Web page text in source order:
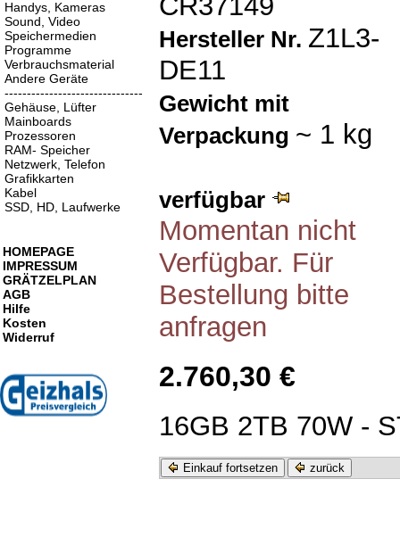
Hersteller Nr. Z1L3-
DE11
Gewicht mit
Verpackung ~ 1 kg
verfügbar
Momentan nicht
Verfügbar. Für
Bestellung bitte
anfragen
2.760,30 €
16GB 2TB 70W -
Einkauf fortsetzen zurück
Handys, Kameras
Sound, Video
Speichermedien
Programme
Verbrauchsmaterial
Andere Geräte
-------------------------------
Gehäuse, Lüfter
Mainboards
Prozessoren
RAM- Speicher
Netzwerk, Telefon
Grafikkarten
Kabel
SSD, HD, Laufwerke
HOMEPAGE
IMPRESSUM
GRÄTZELPLAN
AGB
Hilfe
Kosten
Widerruf